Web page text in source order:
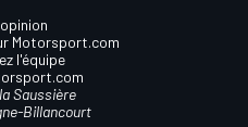
Motorsport.com
l'équipe
Saussière
Billancourt